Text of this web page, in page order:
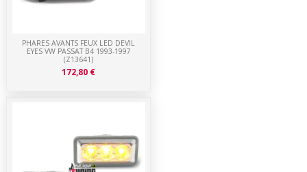
PHARES AVANTS FEUX LED DEVIL
EYES VW PASSAT B4 1993-1997
(Z13641)
172,80 €